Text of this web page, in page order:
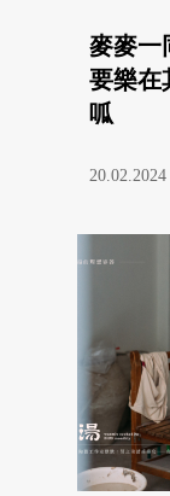
麥麥一
要樂在
呱
20.02.2024